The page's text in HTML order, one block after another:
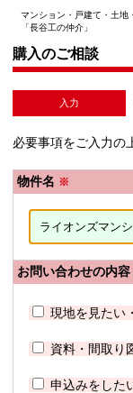
マンション・戸建て・土地
「長谷工の仲介」
購入のご相談
入力
必要事項をご入力の
物件名 ※
お問い合わせの内容
現地を見たい
資料・間取り
申込みをした